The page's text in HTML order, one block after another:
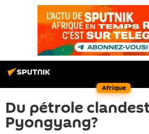
Afrique
Du pétrole
Pyongyang?